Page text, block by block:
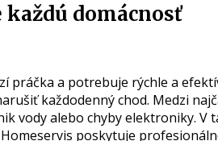
domácnosť
a potrebuje rýchle a
každodenný chod. Medzi
vody alebo chyby elektroniky.
poskytuje